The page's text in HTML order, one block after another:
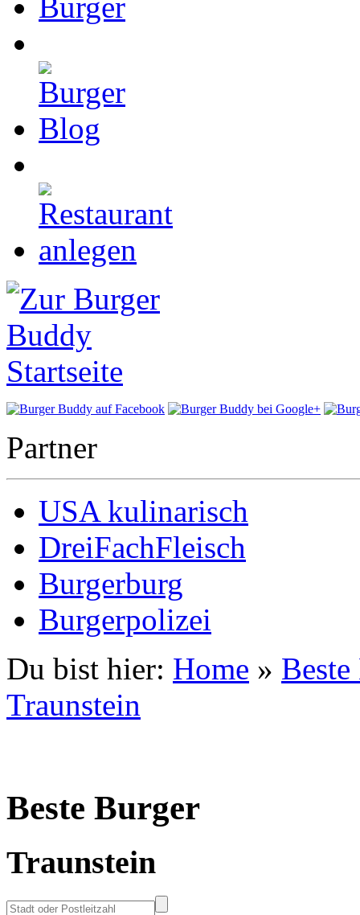
Partner
USA kulinarisch
DreiFachFleisch
Burgerburg
Burgerpolizei
Du bist hier: Home »
Traunstein
Beste Burger
Traunstein